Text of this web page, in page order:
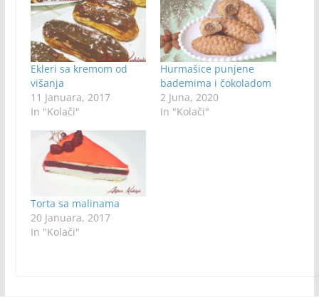
Ekleri sa kremom od
višanja
11 Januara, 2017
In "Kolači"
Hurmašice punjene
bademima i čokoladom
2 Juna, 2020
In "Kolači"
Torta sa malinama
20 Januara, 2017
In "Kolači"